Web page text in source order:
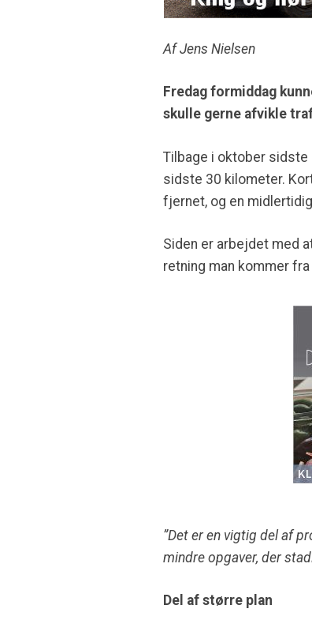
Af Jens Nielsen
Fredag formiddag
skulle gerne afvikle
Tilbage i oktober
sidste 30 kilometer.
fjernet, og en
Siden er arbejdet med
retning man kommer
”Det er en vigtig del af
mindre opgaver, der
Del af større plan